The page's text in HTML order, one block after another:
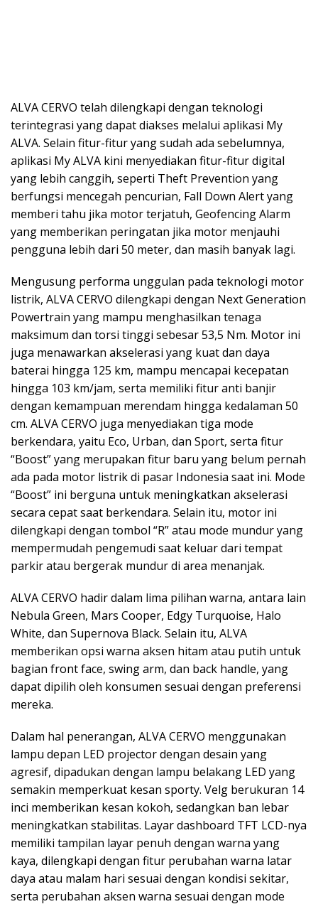
ALVA CERVO telah dilengkapi dengan teknologi
terintegrasi yang dapat diakses melalui aplikasi My
ALVA. Selain fitur-fitur yang sudah ada sebelumnya,
aplikasi My ALVA kini menyediakan fitur-fitur digital
yang lebih canggih, seperti Theft Prevention yang
berfungsi mencegah pencurian, Fall Down Alert yang
memberi tahu jika motor terjatuh, Geofencing Alarm
yang memberikan peringatan jika motor menjauhi
pengguna lebih dari 50 meter, dan masih banyak lagi.
Mengusung performa unggulan pada teknologi motor
listrik, ALVA CERVO dilengkapi dengan Next Generation
Powertrain yang mampu menghasilkan tenaga
maksimum dan torsi tinggi sebesar 53,5 Nm. Motor ini
juga menawarkan akselerasi yang kuat dan daya
baterai hingga 125 km, mampu mencapai kecepatan
hingga 103 km/jam, serta memiliki fitur anti banjir
dengan kemampuan merendam hingga kedalaman 50
cm. ALVA CERVO juga menyediakan tiga mode
berkendara, yaitu Eco, Urban, dan Sport, serta fitur
“Boost” yang merupakan fitur baru yang belum pernah
ada pada motor listrik di pasar Indonesia saat ini. Mode
“Boost” ini berguna untuk meningkatkan akselerasi
secara cepat saat berkendara. Selain itu, motor ini
dilengkapi dengan tombol “R” atau mode mundur yang
mempermudah pengemudi saat keluar dari tempat
parkir atau bergerak mundur di area menanjak.
ALVA CERVO hadir dalam lima pilihan warna, antara lain
Nebula Green, Mars Cooper, Edgy Turquoise, Halo
White, dan Supernova Black. Selain itu, ALVA
memberikan opsi warna aksen hitam atau putih untuk
bagian front face, swing arm, dan back handle, yang
dapat dipilih oleh konsumen sesuai dengan preferensi
mereka.
Dalam hal penerangan, ALVA CERVO menggunakan
lampu depan LED projector dengan desain yang
agresif, dipadukan dengan lampu belakang LED yang
semakin memperkuat kesan sporty. Velg berukuran 14
inci memberikan kesan kokoh, sedangkan ban lebar
meningkatkan stabilitas. Layar dashboard TFT LCD-nya
memiliki tampilan layar penuh dengan warna yang
kaya, dilengkapi dengan fitur perubahan warna latar
daya atau malam hari sesuai dengan kondisi sekitar,
serta perubahan aksen warna sesuai dengan mode